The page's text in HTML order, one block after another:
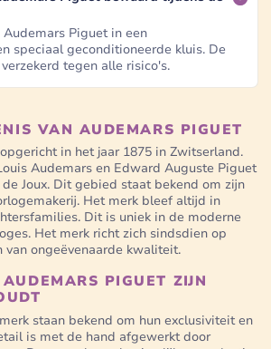
Piguet in een
speciaal geconditioneerde kluis. De
tegen alle risico's.
VAN AUDEMARS PIGUET
in het jaar 1875 in Zwitserland.
Audemars en Edward Auguste Piguet
Joux. Dit gebied staat bekend om zijn
Het merk bleef altijd in
Dit is uniek in de moderne
Het merk richt zich sindsdien op
van ongeëvenaarde kwaliteit.
PIGUET ZIJN
staan bekend om hun exclusiviteit en
is met de hand afgewerkt door